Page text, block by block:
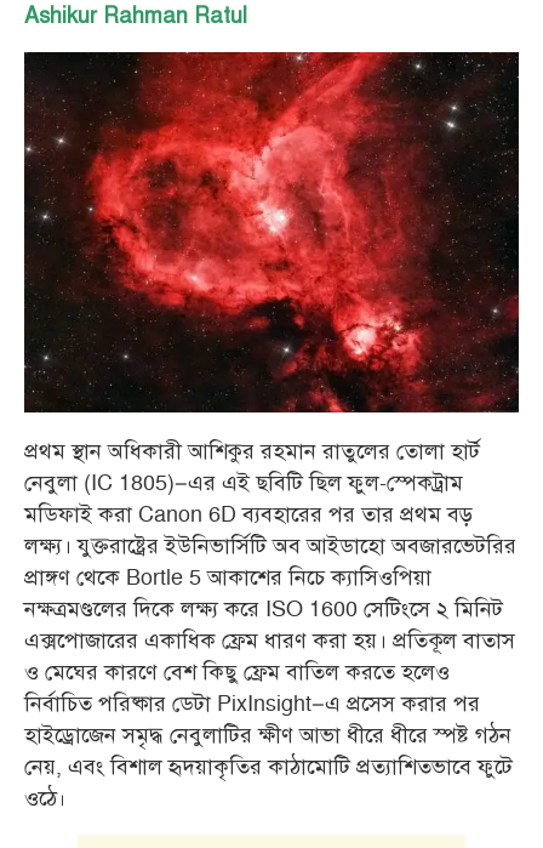
Ashikur Rahman Ratul
প্রথম স্থান অধিকারী আশিকুর রহমান রাতুলের তোলা হার্ট
নেবুলা (IC 1805)–এর এই ছবিটি ছিল ফুল-স্পেকট্রাম
মডিফাই করা Canon 6D ব্যবহারের পর তার প্রথম বড়
লক্ষ্য। যুক্তরাষ্ট্রের ইউনিভার্সিটি অব আইডাহো অবজারভেটরির
প্রাঙ্গণ থেকে Bortle 5 আকাশের নিচে ক্যাসিওপিয়া
নক্ষত্রমণ্ডলের দিকে লক্ষ্য করে ISO 1600 সেটিংসে ২ মিনিট
এক্সপোজারের একাধিক ফ্রেম ধারণ করা হয়। প্রতিকূল বাতাস
ও মেঘের কারণে বেশ কিছু ফ্রেম বাতিল করতে হলেও
নির্বাচিত পরিষ্কার ডেটা PixInsight–এ প্রসেস করার পর
হাইড্রোজেন সমৃদ্ধ নেবুলাটির ক্ষীণ আভা ধীরে ধীরে স্পষ্ট গঠন
নেয়, এবং বিশাল হৃদয়াকৃতির কাঠামোটি প্রত্যাশিতভাবে ফুটে
ওঠে।